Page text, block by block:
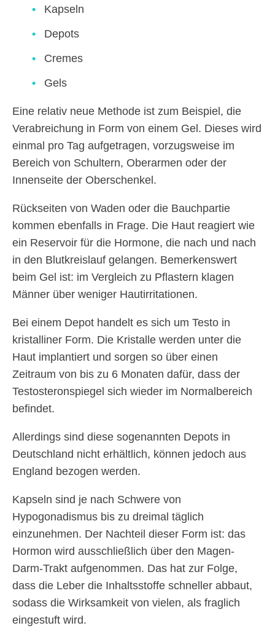
Kapseln
Depots
Cremes
Gels
Eine relativ neue Methode ist zum Beispiel, die
Verabreichung in Form von einem Gel. Dieses wird
einmal pro Tag aufgetragen, vorzugsweise im
Bereich von Schultern, Oberarmen oder der
Innenseite der Oberschenkel.
Rückseiten von Waden oder die Bauchpartie
kommen ebenfalls in Frage. Die Haut reagiert wie
ein Reservoir für die Hormone, die nach und nach
in den Blutkreislauf gelangen. Bemerkenswert
beim Gel ist: im Vergleich zu Pflastern klagen
Männer über weniger Hautirritationen.
Bei einem Depot handelt es sich um Testo in
kristalliner Form. Die Kristalle werden unter die
Haut implantiert und sorgen so über einen
Zeitraum von bis zu 6 Monaten dafür, dass der
Testosteronspiegel sich wieder im Normalbereich
befindet.
Allerdings sind diese sogenannten Depots in
Deutschland nicht erhältlich, können jedoch aus
England bezogen werden.
Kapseln sind je nach Schwere von
Hypogonadismus bis zu dreimal täglich
einzunehmen. Der Nachteil dieser Form ist: das
Hormon wird ausschließlich über den Magen-
Darm-Trakt aufgenommen. Das hat zur Folge,
dass die Leber die Inhaltsstoffe schneller abbaut,
sodass die Wirksamkeit von vielen, als fraglich
eingestuft wird.